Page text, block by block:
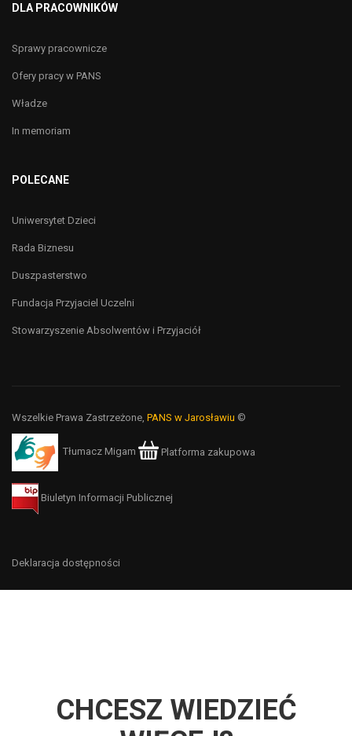
DLA PRACOWNIKÓW
Sprawy pracownicze
Ofery pracy w PANS
Władze
In memoriam
POLECANE
Uniwersytet Dzieci
Rada Biznesu
Duszpasterstwo
Fundacja Przyjaciel Uczelni
Stowarzyszenie Absolwentów i Przyjaciół
Wszelkie Prawa Zastrzeżone, PANS w Jarosławiu ©
Tłumacz Migam Platforma zakupowa
Biuletyn Informacji Publicznej
Deklaracja dostępności
CHCESZ WIEDZIEĆ